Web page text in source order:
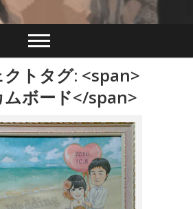
トタグ: <span>
ムボード</span>